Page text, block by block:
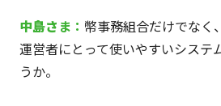
中島さ ま： 幣事務組合だけでなく
運営者にとって使いやすいシステ
うか。